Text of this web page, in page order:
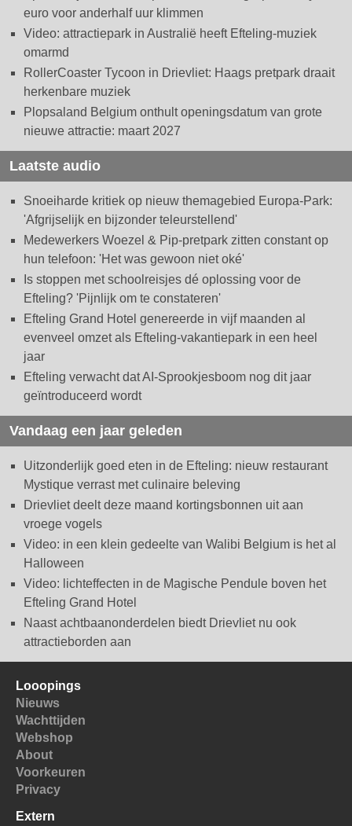
euro voor anderhalf uur klimmen
Video: attractiepark in Australië heeft Efteling-muziek
omarmd
RollerCoaster Tycoon in Drievliet: Haags pretpark draait
herkenbare muziek
Plopsaland Belgium onthult openingsdatum van grote
nieuwe attractie: maart 2027
Laatste audio
Snoeiharde kritiek op nieuw themagebied Europa-Park:
'Afgrijselijk en bijzonder teleurstellend'
Medewerkers Woezel & Pip-pretpark zitten constant op
hun telefoon: 'Het was gewoon niet oké'
Is stoppen met schoolreisjes dé oplossing voor de
Efteling? 'Pijnlijk om te constateren'
Efteling Grand Hotel genereerde in vijf maanden al
evenveel omzet als Efteling-vakantiepark in een heel
jaar
Efteling verwacht dat AI-Sprookjesboom nog dit jaar
geïntroduceerd wordt
Vandaag een jaar geleden
Uitzonderlijk goed eten in de Efteling: nieuw restaurant
Mystique verrast met culinaire beleving
Drievliet deelt deze maand kortingsbonnen uit aan
vroege vogels
Video: in een klein gedeelte van Walibi Belgium is het al
Halloween
Video: lichteffecten in de Magische Pendule boven het
Efteling Grand Hotel
Naast achtbaanonderdelen biedt Drievliet nu ook
attractieborden aan
Looopings
Nieuws
Wachttijden
Webshop
About
Voorkeuren
Privacy
Extern